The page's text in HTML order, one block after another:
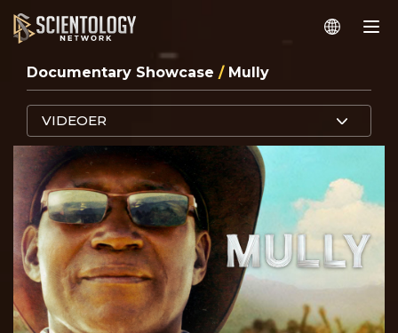
Documentary Showcase / Mully
VIDEOER